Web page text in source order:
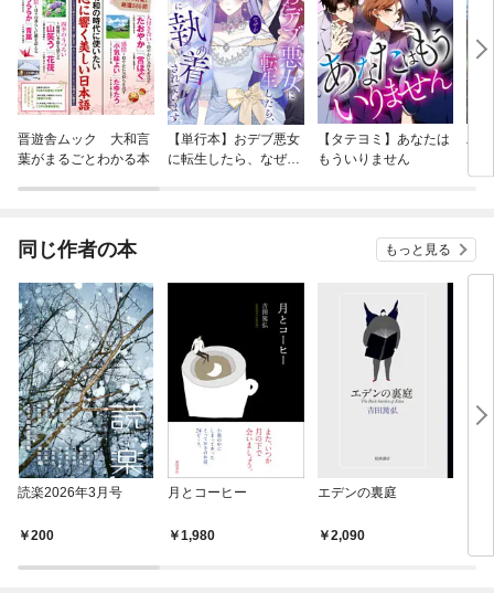
晋遊舎ムック 大和言
葉がまるごとわかる本
【単行本】おデブ悪女
に転生したら、なぜか
【タテヨミ】あなたは
もういりません
バ
今
同じ作者の本 もっと見る
読楽2026年3月号
200
月とコーヒー
1,980
エデンの裏庭
2,090